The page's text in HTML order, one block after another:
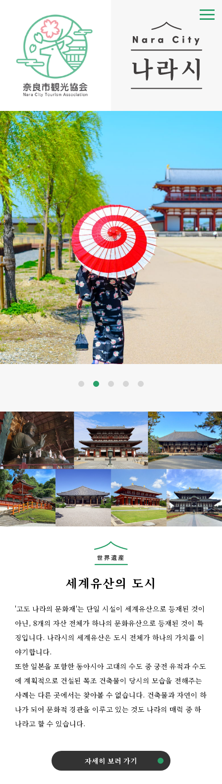
Previous
세계유산의 도시
'고도 나라의 문화재'는 단일 시설이 세계유산으로 등재된 것이
아닌, 8개의 자산 전체가 하나의 문화유산으로 등재된 것이 특
징입니다. 나라시의 세계유산은 도시 전체가 하나의 가치를 이
야기합니다.
또한 일본을 포함한 동아시아 고대의 수도 중 궁전 유적과 수도
에 계획적으로 건설된 목조 건축물이 당시의 모습을 전해주는
사례는 다른 곳에서는 찾아볼 수 없습니다. 건축물과 자연이 하
나가 되어 문화적 경관을 이루고 있는 것도 나라의 매력 중 하
나라고 할 수 있습니다.
자세히 보러 가기